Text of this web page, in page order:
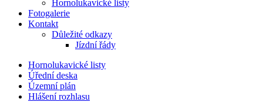
Hornolukavické listy
Fotogalerie
Kontakt
Důležité odkazy
Jízdní řády
Hornolukavické listy
Úřední deska
Územní plán
Hlášení rozhlasu